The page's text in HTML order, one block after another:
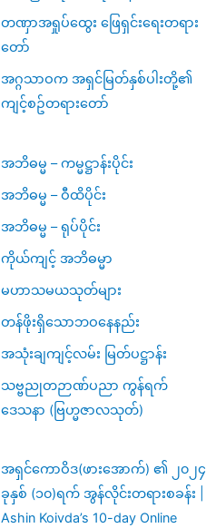
တဏှာအရှုပ်ထွေး ဖြေရှင်းရေးတရား
တော်
အဂ္ဂသာဝက အရှင်မြတ်နှစ်ပါးတို့၏
ကျင့်စဥ်တရားတော်
အဘိဓမ္မ – ကမ္မဋ္ဌာန်းပိုင်း
အဘိဓမ္မ – ဝီထိပိုင်း
အဘိဓမ္မ – ရုပ်ပိုင်း
ကိုယ်ကျင့် အဘိဓမ္မာ
မဟာသမယသုတ်များ
တန်ဖိုးရှိသောဘဝနေနည်း
အသုံးချကျင့်လမ်း မြတ်ပဋ္ဌာန်း
သဗ္ဗညုတဉာဏ်ပညာ ကွန်ရက်
ဒေသနာ (ဗြဟ္မဇာလသုတ်)
အရှင်ကောဝိဒ(ဖားအောက်) ၏ ၂၀၂၄
ခုနှစ် (၁၀)ရက် အွန်လိုင်းတရားစခန်း |
Ashin Koivda’s 10-day Online